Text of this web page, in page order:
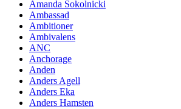
Amanda Sokolnicki
Ambassad
Ambitioner
Ambivalens
ANC
Anchorage
Anden
Anders Agell
Anders Eka
Anders Hamsten